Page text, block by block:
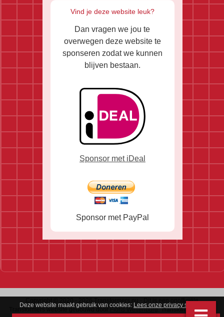
Vind je deze website leuk?
Dan vragen we jou te
overwegen deze website te
sponseren zodat we kunnen
blijven bestaan.
Sponsor met iDeal
Sponsor met PayPal
Copyright © 2020 - 2026 Transformers.nu - Dit is een onofficiële
Transformers website gebouwd door
Floris Weijenburg. Transformers is een
Deze website maakt gebruik van cookies: Lees onze privacy statement